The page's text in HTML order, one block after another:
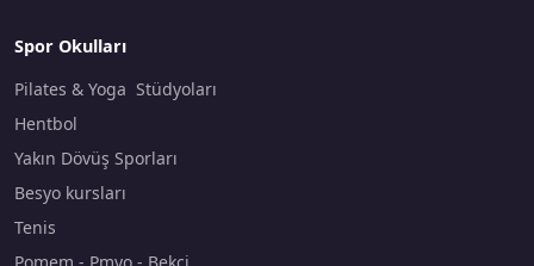
Spor Okulları
Pilates & Yoga Stüdyoları
Hentbol
Yakın Dövüş Sporları
Besyo kursları
Tenis